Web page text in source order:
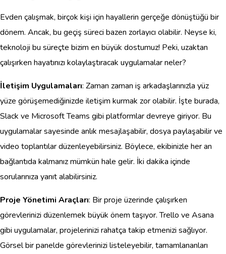
Evden çalışmak, birçok kişi için hayallerin gerçeğe dönüştüğü bir
dönem. Ancak, bu geçiş süreci bazen zorlayıcı olabilir. Neyse ki,
teknoloji bu süreçte bizim en büyük dostumuz! Peki, uzaktan
çalışırken hayatınızı kolaylaştıracak uygulamalar neler?
İletişim Uygulamaları: Zaman zaman iş arkadaşlarınızla yüz
yüze görüşemediğinizde iletişim kurmak zor olabilir. İşte burada,
Slack ve Microsoft Teams gibi platformlar devreye giriyor. Bu
uygulamalar sayesinde anlık mesajlaşabilir, dosya paylaşabilir ve
video toplantılar düzenleyebilirsiniz. Böylece, ekibinizle her an
bağlantıda kalmanız mümkün hale gelir. İki dakika içinde
sorularınıza yanıt alabilirsiniz.
Proje Yönetimi Araçları: Bir proje üzerinde çalışırken
görevlerinizi düzenlemek büyük önem taşıyor. Trello ve Asana
gibi uygulamalar, projelerinizi rahatça takip etmenizi sağlıyor.
Görsel bir panelde görevlerinizi listeleyebilir, tamamlananları